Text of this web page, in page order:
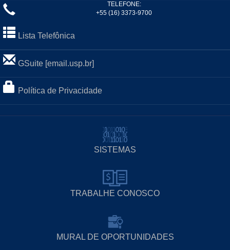
TELEFONE:
+55 (16) 3373-9700
Lista Telefônica
GSuite [email.usp.br]
Política de Privacidade
SISTEMAS
TRABALHE CONOSCO
MURAL DE OPORTUNIDADES